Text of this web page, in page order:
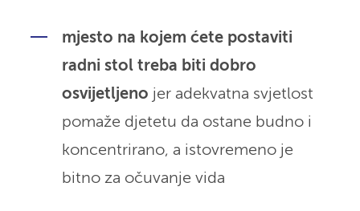
mjesto na kojem ćete postaviti
radni stol treba biti dobro
osvijetljeno jer adekvatna svjetlost
pomaže djetetu da ostane budno i
koncentrirano, a istovremeno je
bitno za očuvanje vida